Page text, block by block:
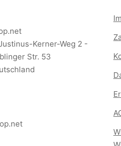
Kerner-Weg 2 -
Str. 53